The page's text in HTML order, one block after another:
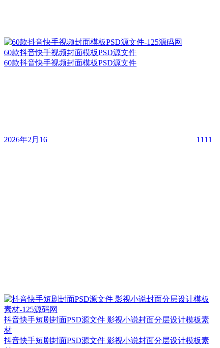
60款抖音快手视频封面模板PSD源文件
60款抖音快手视频封面模板PSD源文件
2026年2月16 1111
抖音快手短剧封面PSD源文件 影视小说封面分层设计模板素
材
抖音快手短剧封面PSD源文件 影视小说封面分层设计模板素